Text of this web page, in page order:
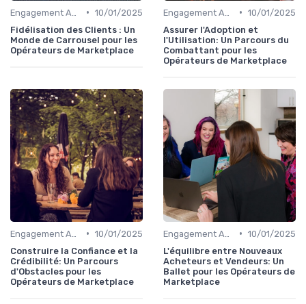
• 10/01/2025
Fidélisation des Clients : Un
Monde de Carrousel pour les
Opérateurs de Marketplace
• 10/01/2025
Assurer l'Adoption et
l'Utilisation: Un Parcours du
Combattant pour les
Opérateurs de Marketplace
• 10/01/2025
Construire la Confiance et la
Crédibilité: Un Parcours
d'Obstacles pour les
Opérateurs de Marketplace
• 10/01/2025
L'équilibre entre Nouveaux
Acheteurs et Vendeurs: Un
Ballet pour les Opérateurs de
Marketplace